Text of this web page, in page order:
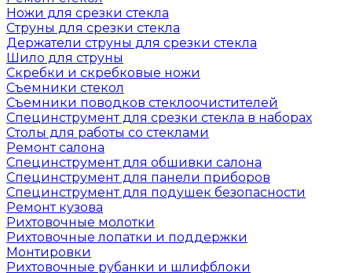
Ножи для срезки стекла
Струны для срезки стекла
Держатели струны для срезки стекла
Шило для струны
Скребки и скребковые ножи
Съемники стекол
Съемники поводков стеклоочистителей
Специнструмент для срезки стекла в наборах
Столы для работы со стеклами
Ремонт салона
Специнструмент для обшивки салона
Специнструмент для панели приборов
Специнструмент для подушек безопасности
Ремонт кузова
Рихтовочные молотки
Рихтовочные лопатки и поддержки
Монтировки
Рихтовочные рубанки и шлифблоки